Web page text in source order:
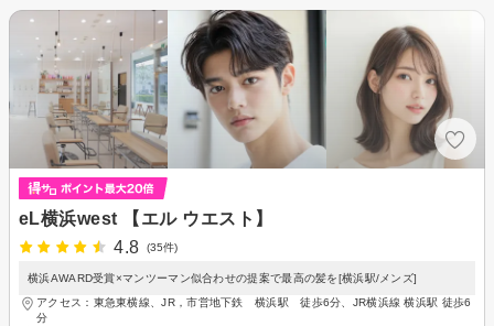
eL横浜west 【エル ウエスト】
4.8
(35件)
横浜AWARD受賞×マンツーマン似合わせの提案で最高の髪を[横浜駅/メンズ]
アクセス：東急東横線、JR，市営地下鉄 横浜駅 徒歩6分、JR横浜線 横浜駅 徒歩6
分